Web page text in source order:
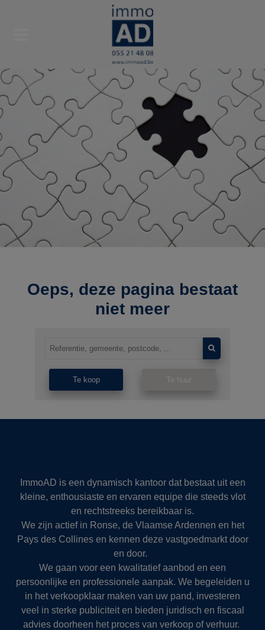
Oeps, deze pagina bestaat
niet meer
Te koop Te huur
ImmoAD is een dynamisch kantoor dat bestaat uit een
kleine, enthousiaste en ervaren equipe die steeds vlot
en rechtstreeks bereikbaar is.
We zijn actief in Ronse, de Vlaamse Ardennen en het
Pays des Collines en kennen deze vastgoedmarkt door
en door.
We gaan voor een kwalitatief aanbod en een
persoonlijke en professionele aanpak. We begeleiden u
in het verkoopklaar maken van uw pand, investeren
veel in sterke publiciteit en bieden juridisch en fiscaal
advies doorheen het proces van verkoop of verhuur.